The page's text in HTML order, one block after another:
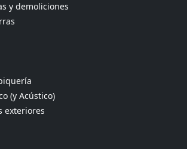
y demoliciones
(y Acústico)
exteriores